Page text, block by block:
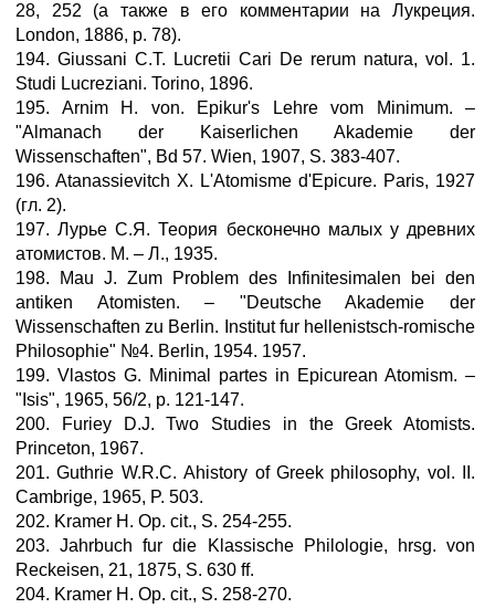
28, 252 (а также в его комментарии на Лукреция.
London, 1886, р. 78).
194. Giussani C.T. Lucretii Cari De rerum natura, vol. 1.
Studi Lucreziani. Torino, 1896.
195. Arnim H. von. Epikur's Lehre vom Minimum. –
"Almanach der Kaiserlichen Akademie der
Wissenschaften", Bd 57. Wien, 1907, S. 383-407.
196. Atanassievitch X. L'Atomisme d'Epicure. Paris, 1927
(гл. 2).
197. Лурье С.Я. Теория бесконечно малых у древних
атомистов. М. – Л., 1935.
198. Mau J. Zum Problem des Infinitesimalen bei den
antiken Atomisten. – "Deutsche Akademie der
Wissenschaften zu Berlin. Institut fur hellenistsch-romische
Philosophie" №4. Berlin, 1954. 1957.
199. Vlastоs G. Minimal partes in Epicurean Atomism. –
"Isis", 1965, 56/2, p. 121-147.
200. Furieу D.J. Two Studies in the Greek Atomists.
Princeton, 1967.
201. Guthrie W.R.С. Ahistory of Greek philosophy, vol. II.
Cambrige, 1965, P. 503.
202. Kramer H. Op. cit., S. 254-255.
203. Jahrbuch fur die Klassische Philologie, hrsg. von
Reckeisen, 21, 1875, S. 630 ff.
204. Kramer H. Op. cit., S. 258-270.